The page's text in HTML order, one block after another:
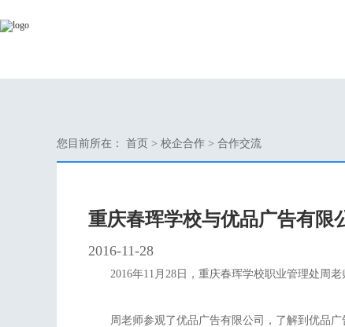
您目前所在： 首页 > 校企合作 > 合作交流
重庆春珲学校与优品广告有限
2016-11-28
2016年11月28日，重庆春珲学校职业管理处周
周老师参观了优品广告有限公司，了解到优品